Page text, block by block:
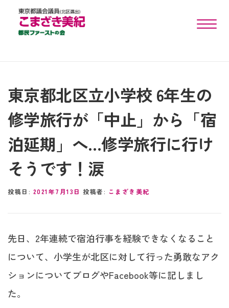
toggle
東京都北区立小学校 6年生の
修学旅行が「中止」から「宿
泊延期」へ…修学旅行に行け
そうです！涙
投稿日: 2021年7月13日 投稿者: こまざき美紀
先日、2年連続で宿泊行事を経験できなくなること
について、小学生が北区に対して行った勇敢なアク
ションについてブログやFacebook等に記しまし
た。